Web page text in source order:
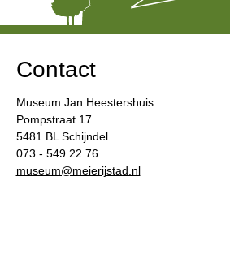
Contact
Museum Jan Heestershuis
Pompstraat 17
5481 BL Schijndel
073 - 549 22 76
​museum@meierijstad.nl